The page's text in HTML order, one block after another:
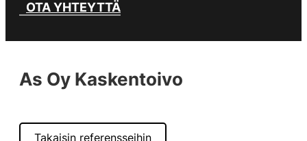
OTA YHTEYTTÄ
As Oy Kaskentoivo
Takaisin referensseihin